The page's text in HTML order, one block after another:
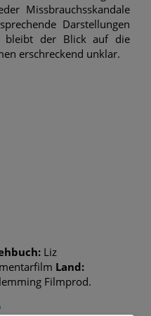
Missbrauchsskandale
Darstellungen
bleibt der Blick auf die
erschreckend unklar.
Liz
Land:
Filmprod.